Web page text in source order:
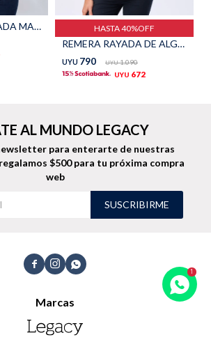
REMERA ESTAMPADA MANGA LARGA - Arena HASTA 40%OFF
REMERA RAYADA DE ALGODÓN - Azul
UYU 790 UYU 1.090
UYU 672
  
Marcas
AL MUNDO LEGACY
para enterarte de nuestras
$500 para tu próxima compra
web
SUSCRIBIRME
Uniformes empresariales
Canjear mis puntos